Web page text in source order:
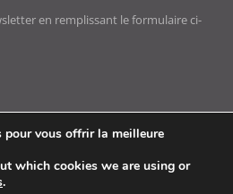
en remplissant le formulaire ci-
légales
pour vous offrir la meilleure
which cookies we are using or
.